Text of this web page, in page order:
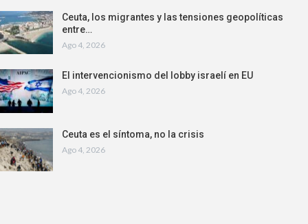
Ceuta, los migrantes y las tensiones geopolíticas
entre…
Ago 4, 2026
El intervencionismo del lobby israelí en EU
Ago 4, 2026
Ceuta es el síntoma, no la crisis
Ago 4, 2026